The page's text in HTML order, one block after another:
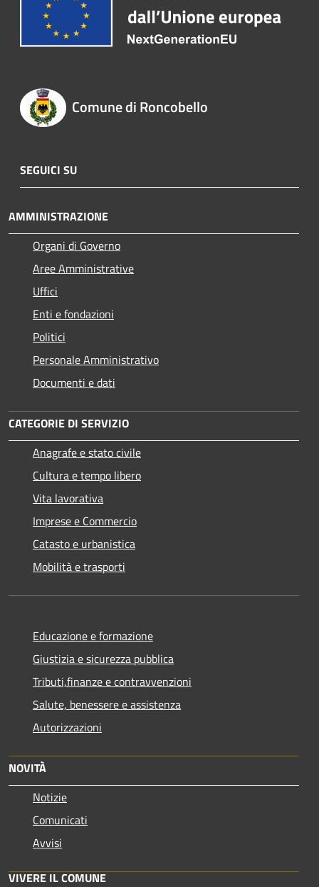
Comune di Roncobello
SEGUICI SU
AMMINISTRAZIONE
Organi di Governo
Aree Amministrative
Uffici
Enti e fondazioni
Politici
Personale Amministrativo
Documenti e dati
CATEGORIE DI SERVIZIO
Anagrafe e stato civile
Cultura e tempo libero
Vita lavorativa
Imprese e Commercio
Catasto e urbanistica
Mobilità e trasporti
Educazione e formazione
Giustizia e sicurezza pubblica
Tributi,finanze e contravvenzioni
Salute, benessere e assistenza
Autorizzazioni
NOVITÀ
Notizie
Comunicati
Avvisi
VIVERE IL COMUNE